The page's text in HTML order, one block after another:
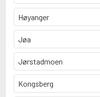
Høyanger
Jøa
Jørstadmoen
Kongsberg